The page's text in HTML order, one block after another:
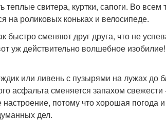
свитера, куртки, сапоги. Во
на роликовых коньках и велосипеде.
сменяют друг друга, что не
действительно волшеб­ное изобилие!
или ливень с пузырями на лужах до
асфальта сменяет­ся запахом
потому что хорошая погода
дел.